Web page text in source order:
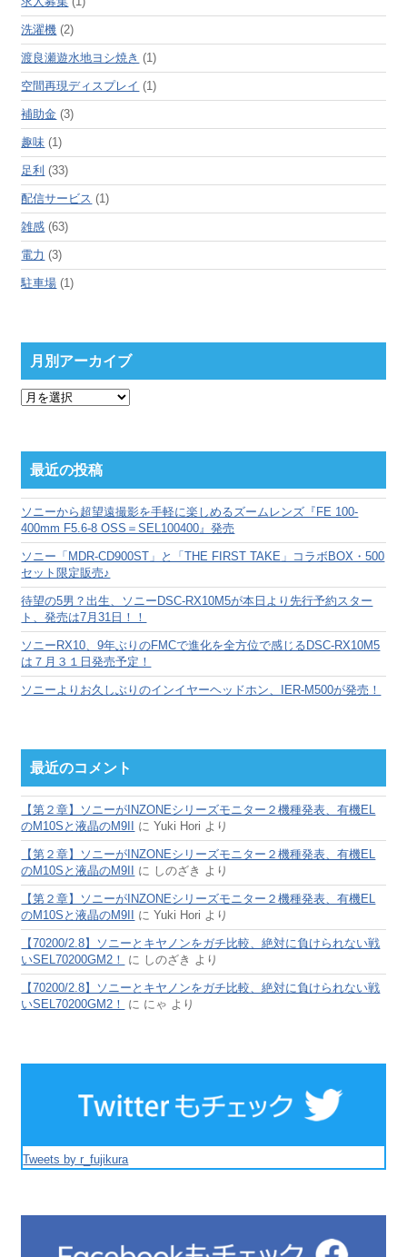
洗濯機 (2)
渡良瀬遊水地ヨシ焼き (1)
空間再現ディスプレイ (1)
補助金 (3)
趣味 (1)
足利 (33)
配信サービス (1)
雑感 (63)
電力 (3)
駐車場 (1)
月別アーカイブ
月
ー
カ
ブ
最近の投稿
ソニーから超望遠撮影を手軽に楽しめるズームレンズ『FE 100-
400mm F5.6-8 OSS＝SEL100400』発売
ソニー「MDR-CD900ST」と「THE FIRST TAKE」コラボBOX・500
セット限定販売♪
待望の5男？出生、ソニーDSC-RX10M5が本日より先行予約スター
ト、発売は7月31日！！
ソニーRX10、9年ぶりのFMCで進化を全方位で感じるDSC-RX10M5
は７月３１日発売予定！
ソニーよりお久しぶりのインイヤーヘッドホン、IER-M500が発売！
最近のコメント
【第２章】ソニーがINZONEシリーズモニター２機種発表、有機EL
のM10Sと液晶のM9II
にYuki Hori より
【第２章】ソニーがINZONEシリーズモニター２機種発表、有機EL
のM10Sと液晶のM9II
に しのざき より
【第２章】ソニーがINZONEシリーズモニター２機種発表、有機EL
のM10Sと液晶のM9II
にYuki Hori より
【70200/2.8】ソニーとキヤノンをガチ比較、絶対に負けられない戦
いSEL70200GM2！
に しのざき より
【70200/2.8】ソニーとキヤノンをガチ比較、絶対に負けられない戦
いSEL70200GM2！
に にゃ より
Tweets by r_fujikura